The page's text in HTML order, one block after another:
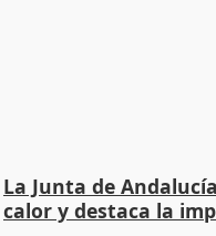
La Junta de
calor y destaca la